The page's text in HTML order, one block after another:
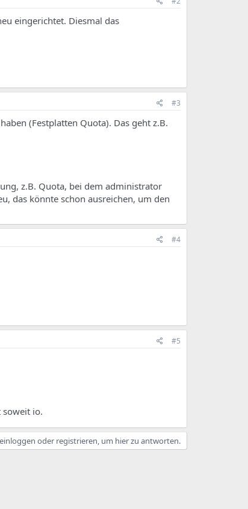
eingerichtet. Diesmal das
#3
(Festplatten Quota). Das geht z.B.
z.B. Quota, bei dem administrator
das könnte schon ausreichen, um den
#4
#5
soweit io.
oder registrieren, um hier zu antworten.